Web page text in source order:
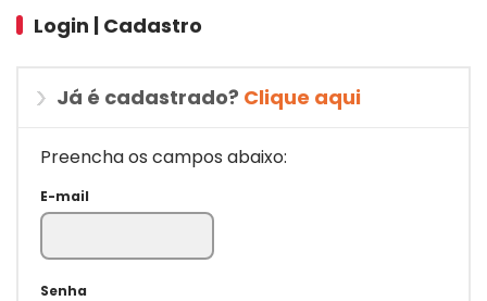
Login | Cadastro
Já é cadastrado? Clique aqui
Preencha os campos abaixo:
E-mail
Senha